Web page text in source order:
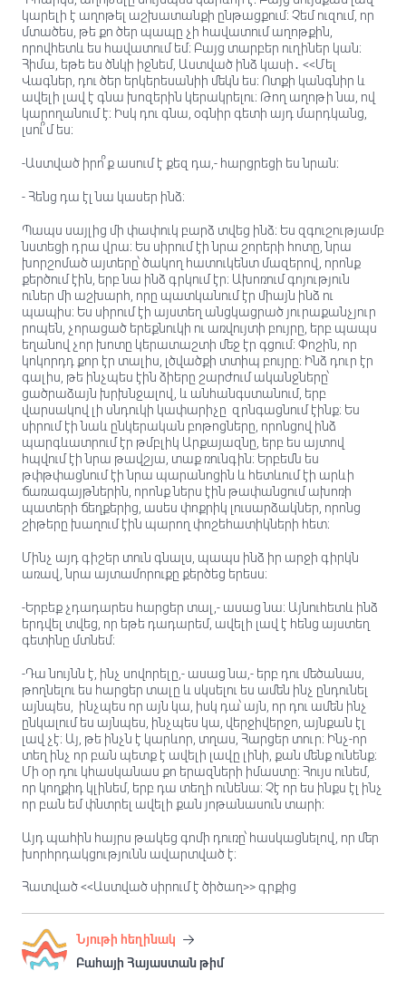
կարելի է աղոթել աշխատանքի ընթացքում։ Չեմ ուզում, որ
մտածես, թե քո ծեր պապը չի հավատում աղոթքին,
որովհետև ես հավատում եմ։ Բայց տարբեր ուղիներ կան։
Հիմա, եթե ես ծնկի իջնեմ, Աստված ինձ կասի․ <<Մել
Վագներ, դու ծեր երկերեսանիի մեկն ես։ Ոտքի կանգնիր և
ավելի լավ է գնա խոզերին կերակրելու։ Թող աղոթի նա, ով
կարողանում է։ Իսկ դու գնա, օգնիր գետի այդ մարդկանց,
լսու՞մ ես։
-Աստված իրո՞ք ասում է քեզ դա,- հարցրեցի ես նրան։
- Հենց դա էլ նա կասեր ինձ։
Պապս սայլից մի փափուկ բարձ տվեց ինձ։ Ես զգուշությամբ
նստեցի դրա վրա։ Ես սիրում էի նրա շորերի հոտը, նրա
խորշոմած այտերը՝ ծակող հատուկենտ մազերով, որոնք
քերծում էին, երբ նա ինձ գրկում էր։ Ախոռում գոյություն
ուներ մի աշխարհ, որը պատկանում էր միայն ինձ ու
պապիս։ Ես սիրում էի այստեղ անցկացրած յուրաքանչյուր
րոպեն, չորացած երեքնուկի ու առվույտի բույրը, երբ պապս
եղանով չոր խոտը կերատաշտի մեջ էր գցում։ Փոշին, որ
կոկորդդ քոր էր տալիս, լծվածքի տտիպ բույրը։ Ինձ դուր էր
գալիս, թե ինչպես էին ձիերը շարժում ականջները՝
ցածրաձայն խրխնջալով, և անհանգստանում, երբ
վարսակով լի սնդուկի կափարիչը զրնգացնում էինք։ Ես
սիրում էի նաև ընկերական բոթոցները, որոնցով ինձ
պարգևատրում էր թմբլիկ Արքայազնը, երբ ես այտով
հպվում էի նրա թավշյա, տաք ռունգին։ Երբեմն ես
թփթփացնում էի նրա պարանոցին և հետևում էի արևի
ճառագայթներին, որոնք ներս էին թափանցում ախոռի
պատերի ճեղքերից, ասես փոքրիկ լուսարձակներ, որոնց
շիթերը խաղում էին պարող փոշեհատիկների հետ։
Մինչ այդ գիշեր տուն գնալս, պապս ինձ իր արջի գիրկն
առավ, նրա այտամորուքը քերծեց երեսս։
-Երբեք չդադարես հարցեր տալ,- ասաց նա։ Այնուհետև ինձ
երդվել տվեց, որ եթե դադարեմ, ավելի լավ է հենց այստեղ
գետինը մտնեմ։
-Դա նույնն է, ինչ սովորելը,- ասաց նա,- երբ դու մեծանաս,
թողնելու ես հարցեր տալը և սկսելու ես ամեն ինչ ընդունել
այնպես, ինչպես որ այն կա, իսկ դա՝ այն, որ դու ամեն ինչ
ընկալում ես այնպես, ինչպես կա, վերջիվերջո, այնքան էլ
լավ չէ։ Այ, թե ինչն է կարևոր, տղաս, Հարցեր տուր։ Ինչ-որ
տեղ ինչ որ բան պետք է ավելի լավը լինի, քան մենք ունենք։
Մի օր դու կհասկանաս քո երազների իմաստը։ Հույս ունեմ,
որ կողքիդ կլինեմ, երբ դա տեղի ունենա։ Չէ որ ես ինքս էլ ինչ
որ բան եմ փնտրել ավելի քան յոթանասուն տարի։
Այդ պահին հայրս թակեց գոմի դուռը՝ հասկացնելով, որ մեր
խորհրդակցությունն ավարտված է։
Հատված <<Աստված սիրում է ծիծաղ>> գրքից
Նյութի հեղինակ
Բահայի Հայաստան թիմ